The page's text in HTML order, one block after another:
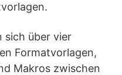
sich über vier
Formatvorlagen,
Makros zwischen